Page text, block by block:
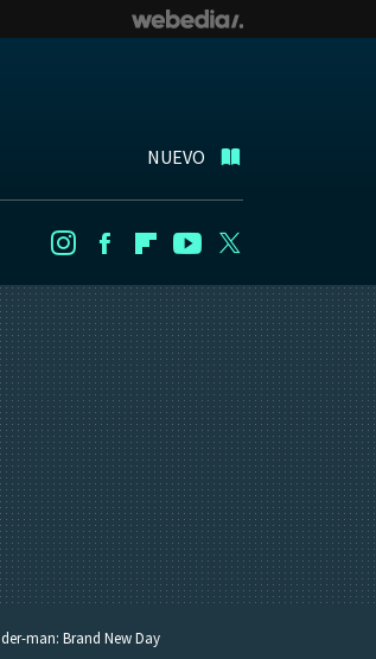
NUEVO
InstagramFacebookFlipboard
Youtube
man: Brand New Day